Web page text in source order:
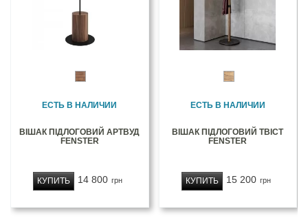
ЕСТЬ В НАЛИЧИИ
ВІШАК ПІДЛОГОВИЙ АРТВУД
FENSTER
14 800 грн
КУПИТЬ
ЕСТЬ В НАЛИЧИИ
ВІШАК ПІДЛОГОВИЙ ТВІСТ
FENSTER
15 200 грн
КУПИТЬ